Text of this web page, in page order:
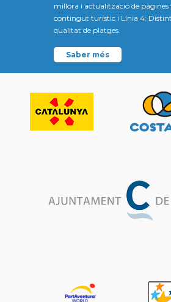
millora i actualització de pàgines
contingut turístic i Línia 4:
qualitat de platges.
Saber més